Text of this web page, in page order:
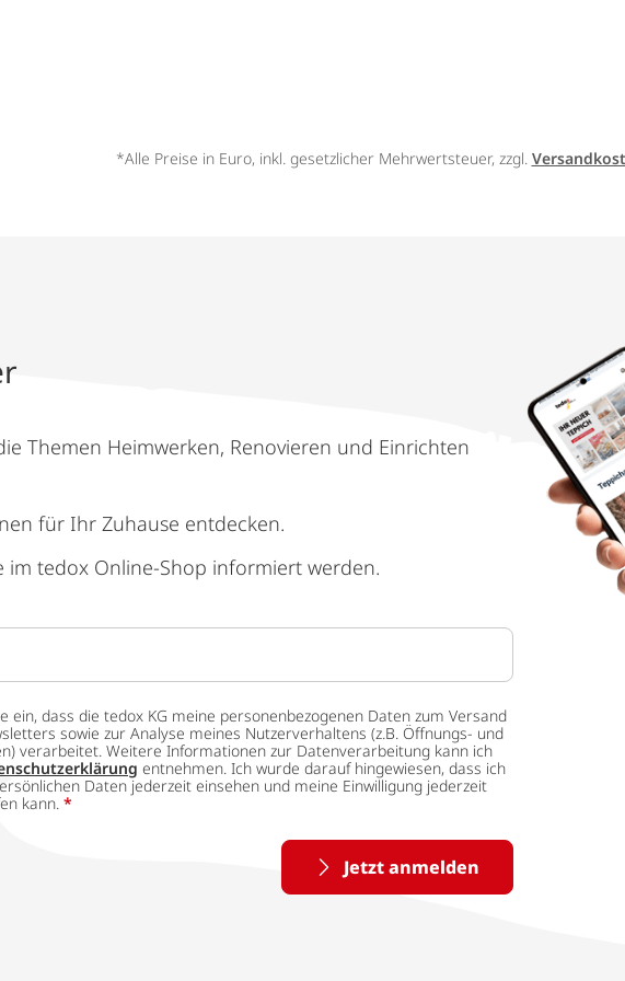
*Alle Preise in Euro, inkl. gesetzlicher Mehrwertsteuer, zzgl.
Themen Heimwerken, Renovieren und Einrichten
für Ihr Zuhause entdecken.
tedox Online-Shop informiert werden.
ein, dass die tedox KG meine personenbezogenen Daten zum Versand
sowie zur Analyse meines Nutzerverhaltens (z.B. Öffnungs- und
verarbeitet. Weitere Informationen zur Datenverarbeitung kann ich
entnehmen. Ich wurde darauf hingewiesen, dass ich
Daten jederzeit einsehen und meine Einwilligung jederzeit
kann. *
Jetzt anmelden